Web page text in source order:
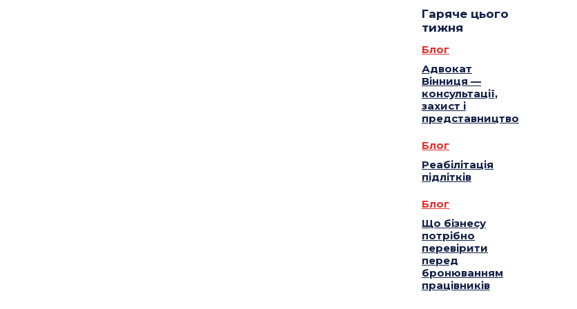
Гаряче цього
тижня
Блог
Адвокат
Вінниця —
консультації,
захист і
представництво
Блог
Реабілітація
підлітків
Блог
Що бізнесу
потрібно
перевірити
перед
бронюванням
працівників